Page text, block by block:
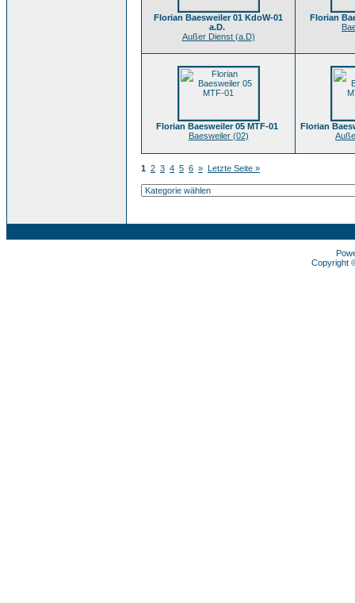
Florian Baesweiler 01 KdoW-01
a.D.
Außer Dienst (a.D)
Florian
Florian Baesweiler 05 MTF-01
Baesweiler (02)
Florian
1 2 3 4 5 6 » Letzte Seite »
Copyright